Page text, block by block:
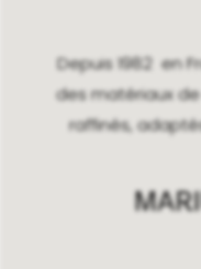
Depuis 1982 en
des matériaux
raffinés,